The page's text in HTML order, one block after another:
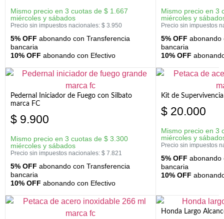
Mismo precio en 3 cuotas de $ 1.667
miércoles y sábados
Precio sin impuestos nacionales: $ 3.950
5% OFF abonando con Transferencia
bancaria
10% OFF abonando con Efectivo
Mismo precio en 3
miércoles y
Precio sin impuestos
5% OFF abonando
bancaria
10% OFF
Pedernal Iniciador de Fuego con Silbato
marca FC
$ 9.900
Mismo precio en 3 cuotas de $ 3.300
miércoles y sábados
Precio sin impuestos nacionales: $ 7.821
5% OFF abonando con Transferencia
bancaria
10% OFF abonando con Efectivo
Kit de
$ 20.000
Mismo precio en 3
miércoles y
Precio sin impuestos
5% OFF abonando
bancaria
10% OFF
Honda Largo